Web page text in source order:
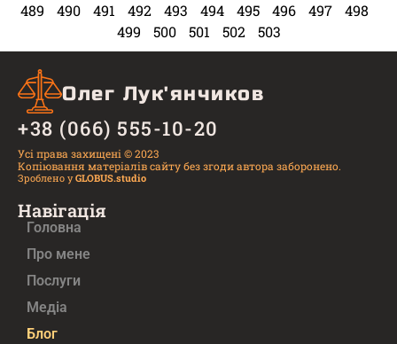
489
490 491 492 493 494 495 496 497
498
499
500 501 502 503
Олег Лук'янчиков
+38 (066) 555-10-20
Усі права захищені © 2023
Копіювання матеріалів сайту без згоди автора заборонено.
Зроблено уGLOBUS.studio
Навігація
Головна
Про мене
Послуги
Медiа
Блог